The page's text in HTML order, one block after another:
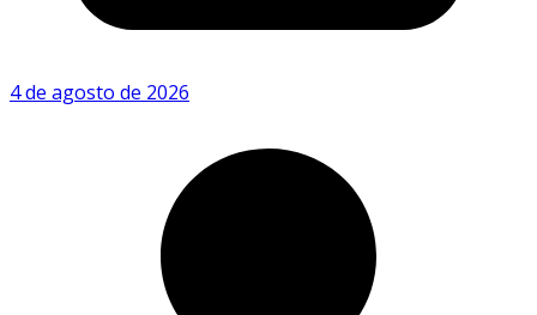
4 de agosto de 2026